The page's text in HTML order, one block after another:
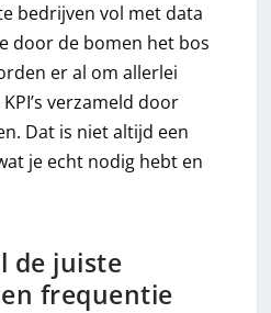
bedrijven vol met data
door de bomen het bos
er al om allerlei
verzameld door
Dat is niet altijd een
je echt nodig hebt en
de juiste
frequentie